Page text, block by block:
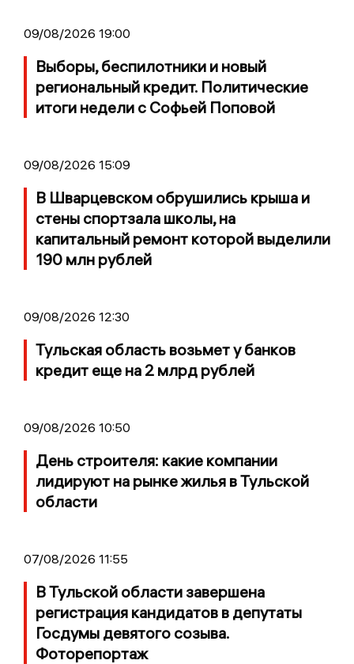
09/08/2026 19:00
Выборы, беспилотники и новый
региональный кредит. Политические
итоги недели с Софьей Поповой
09/08/2026 15:09
В Шварцевском обрушились крыша и
стены спортзала школы, на
капитальный ремонт которой выделили
190 млн рублей
09/08/2026 12:30
Тульская область возьмет у банков
кредит еще на 2 млрд рублей
09/08/2026 10:50
День строителя: какие компании
лидируют на рынке жилья в Тульской
области
07/08/2026 11:55
В Тульской области завершена
регистрация кандидатов в депутаты
Госдумы девятого созыва.
Фоторепортаж